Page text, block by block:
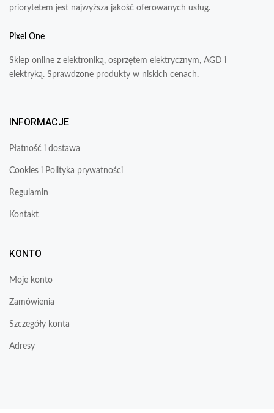
priorytetem jest najwyższa jakość oferowanych usług.
Pixel One
Sklep online z elektroniką, osprzętem elektrycznym, AGD i
elektryką. Sprawdzone produkty w niskich cenach.
INFORMACJE
Płatność i dostawa
Cookies i Polityka prywatności
Regulamin
Kontakt
KONTO
Moje konto
Zamówienia
Szczegóły konta
Adresy